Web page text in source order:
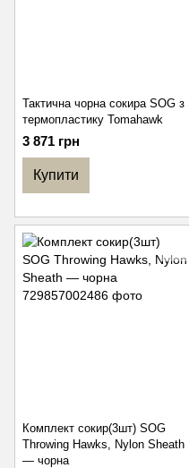
Тактична чорна сокира SOG з
термопластику Tomahawk
3 871 грн
Купити
Комплект сокир(3шт) SOG
Throwing Hawks, Nylon Sheath
— чорна